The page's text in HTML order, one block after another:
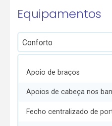
Equipamentos
Apoio de braços
Apoios de cabeça nos
Fecho centralizado de